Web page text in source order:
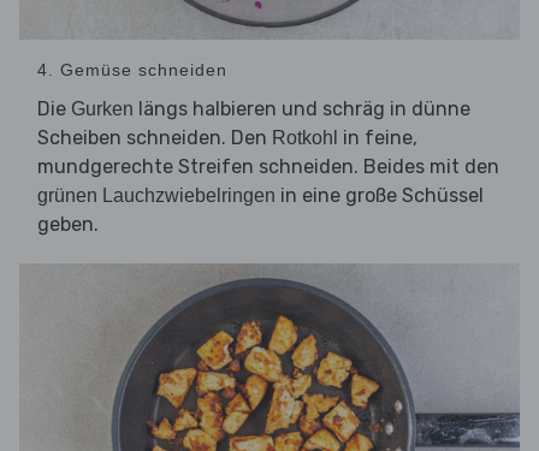
4. Gemüse schneiden
Die Gurken längs halbieren und schräg in dünne
Scheiben schneiden. Den Rotkohl in feine,
mundgerechte Streifen schneiden. Beides mit den
grünen Lauchzwiebelringen in eine große Schüssel
geben.